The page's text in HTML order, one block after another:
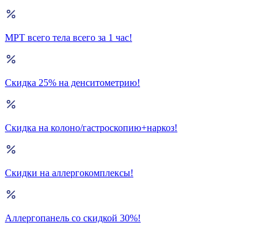
МРТ всего тела всего за 1 час!
Скидка 25% на денситометрию!
Скидка на колоно/гастроскопию+наркоз!
Скидки на аллергокомплексы!
Аллергопанель со скидкой 30%!